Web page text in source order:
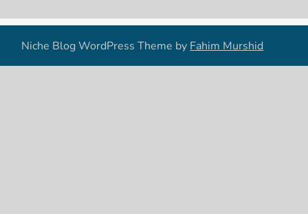
Niche Blog WordPress Theme by Fahim Murshid